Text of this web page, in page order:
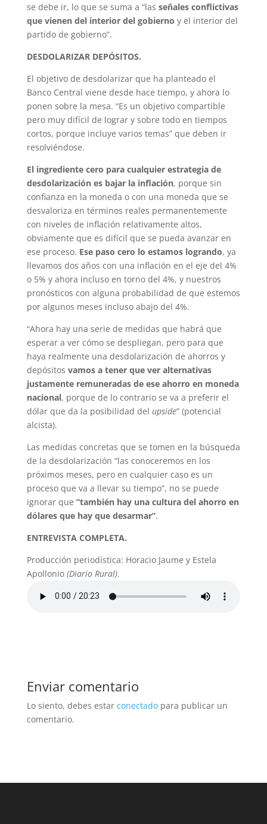
se debe ir, lo que se suma a “las señales conflictivas
que vienen del interior del gobierno y el interior del
partido de gobierno”.
DESDOLARIZAR DEPÓSITOS.
El objetivo de desdolarizar que ha planteado el
Banco Central viene desde hace tiempo, y ahora lo
ponen sobre la mesa. “Es un objetivo compartible
pero muy difícil de lograr y sobre todo en tiempos
cortos, porque incluye varios temas” que deben ir
resolviéndose.
El ingrediente cero para cualquier estrategia de
desdolarización es bajar la inflación, porque sin
confianza en la moneda o con una moneda que se
desvaloriza en términos reales permanentemente
con niveles de inflación relativamente altos,
obviamente que es difícil que se pueda avanzar en
ese proceso. Ese paso cero lo estamos logrando, ya
llevamos dos años con una inflación en el eje del 4%
o 5% y ahora incluso en torno del 4%, y nuestros
pronósticos con alguna probabilidad de que estemos
por algunos meses incluso abajo del 4%.
“Ahora hay una serie de medidas que habrá que
esperar a ver cómo se despliegan, pero para que
haya realmente una desdolarización de ahorros y
depósitos vamos a tener que ver alternativas
justamente remuneradas de ese ahorro en moneda
nacional, porque de lo contrario se va a preferir el
dólar que da la posibilidad del upside” (potencial
alcista).
Las medidas concretas que se tomen en la búsqueda
de la desdolarización “las conoceremos en los
próximos meses, pero en cualquier caso es un
proceso que va a llevar su tiempo”, no se puede
ignorar que “también hay una cultura del ahorro en
dólares que hay que desarmar”.
ENTREVISTA COMPLETA.
Producción periodística: Horacio Jaume y Estela
Apollonio (Diario Rural).
Enviar comentario
Lo siento, debes estar conectadopara publicar un
comentario.